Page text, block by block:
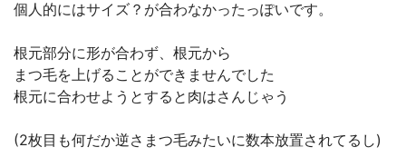
個人的にはサイズ？が合わなかったっぽいです。
根元部分に形が合わず、根元から
まつ毛を上げることができませんでした
根元に合わせようとすると肉はさんじゃう
(2枚目も何だか逆さまつ毛みたいに数本放置されてるし)